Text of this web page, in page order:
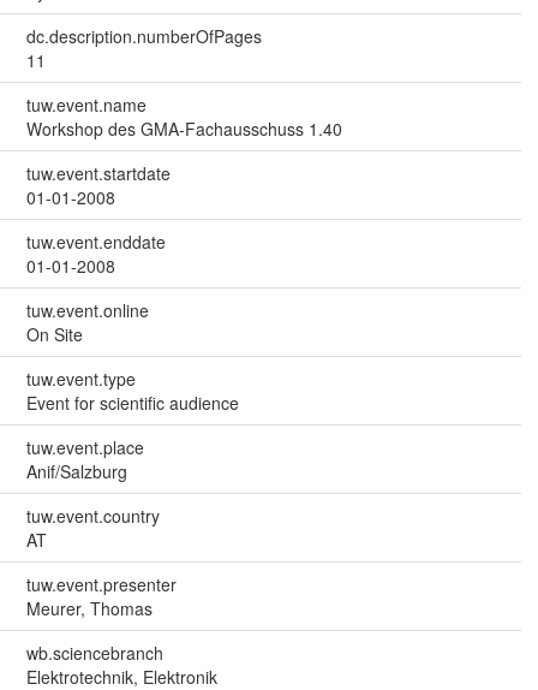
dc.description.numberOfPages
11
tuw.event.name
Workshop des GMA-Fachausschuss 1.40
tuw.event.startdate
01-01-2008
tuw.event.enddate
01-01-2008
tuw.event.online
On Site
tuw.event.type
Event for scientific audience
tuw.event.place
Anif/Salzburg
tuw.event.country
AT
tuw.event.presenter
Meurer, Thomas
wb.sciencebranch
Elektrotechnik, Elektronik